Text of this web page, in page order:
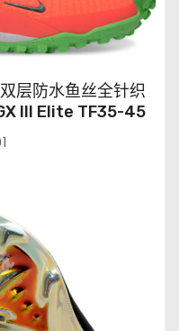
层防水鱼丝全针织
III Elite TF35-45